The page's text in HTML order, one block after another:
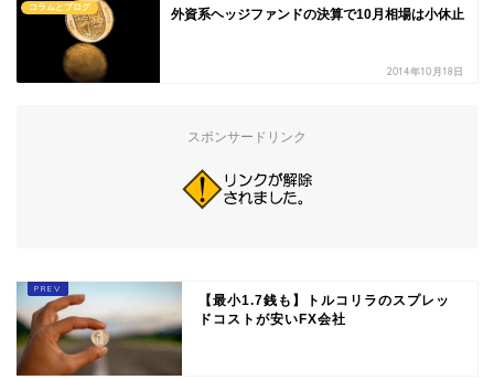
コラムとブログ 外資系ヘッジファンドの決算で10月相場は小休止
2014年10月18日
スポンサードリンク
【最小1.7銭も】トルコリラのスプレッ
ドコストが安いFX会社